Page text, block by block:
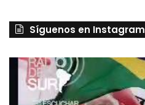
Síguenos en Instagram